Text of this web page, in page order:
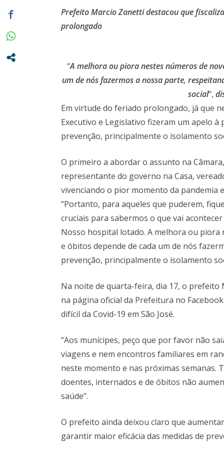
Prefeito Marcio Zanetti destacou que
prolongado
“A melhora ou piora nestes números de
um de nós fazermos a nossa parte,
social“,
Em virtude do feriado prolongado, já que
Executivo e Legislativo fizeram um apelo
prevenção, principalmente o isolamento
O primeiro a abordar o assunto na
representante do governo na Casa,
vivenciando o pior momento da pandemia
“Portanto, para aqueles que puderem,
cruciais para sabermos o que vai
Nosso hospital lotado. A melhora ou
e óbitos depende de cada um de nós
prevenção, principalmente o isolamento
Na noite de quarta-feira, dia 17, o
na página oficial da Prefeitura no
difícil da Covid-19 em São José.
“Aos munícipes, peço que por favor não
viagens e nem encontros familiares em
neste momento e nas próximas semanas.
doentes, internados e de óbitos não
saúde”.
O prefeito ainda deixou claro que
garantir maior eficácia das medidas de